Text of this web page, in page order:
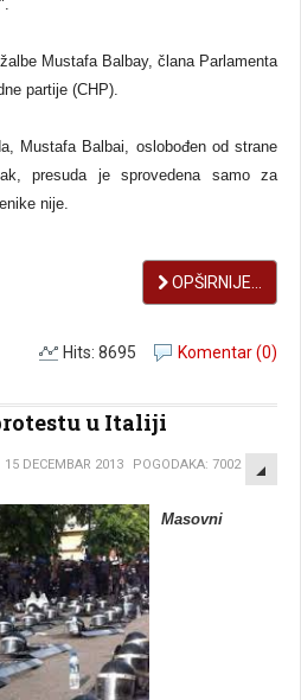
Mustafa Balbay, člana Parlamenta
partije (CHP).
Mustafa Balbai, oslobođen od strane
presuda je sprovedena samo za
nije.
OPŠIRNIJE...
Komentar (0)
Hits: 8695
u Italiji
15 DECEMBAR 2013 POGODAKA: 7002
Masovni